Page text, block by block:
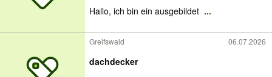
Hallo, ich bin ein ausgebildet ...
Greifswald 06.07.2026
dachdecker